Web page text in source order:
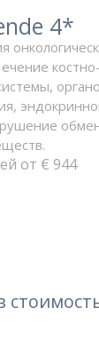
4*
костно-
от € 944